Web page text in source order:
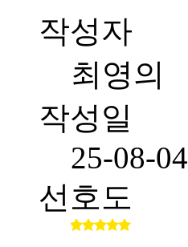
작성자
최영의
작성일
25-08-04
선호도